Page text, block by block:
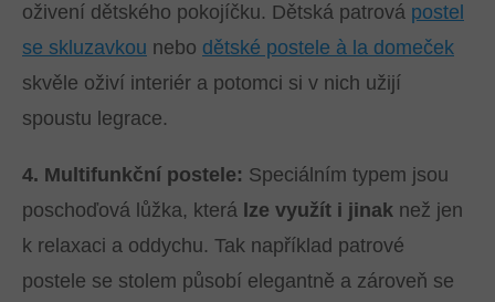
oživení dětského pokojíčku. Dětská patrová postel
se skluzavkou nebo dětské postele à la domeček
skvěle oživí interiér a potomci si v nich užijí
spoustu legrace.
4. Multifunkční postele: Speciálním typem jsou
poschoďová lůžka, která lze využít i jinak než jen
k relaxaci a oddychu. Tak například patrové
postele se stolem působí elegantně a zároveň se